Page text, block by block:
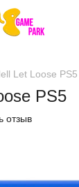
Let Loose PS5
PS5
отзыв